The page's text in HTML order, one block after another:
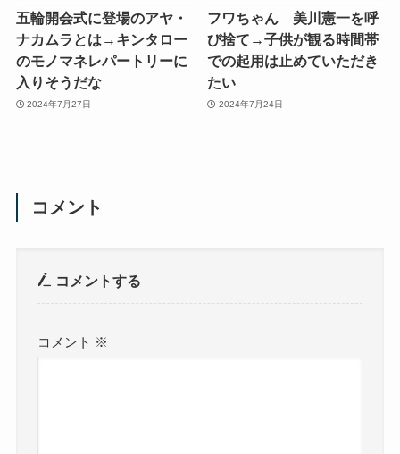
五輪開会式に登場のアヤ・
ナカムラとは→キンタロー
のモノマネレパートリーに
入りそうだな
2024年7月27日
フワちゃん 美川憲一を呼
び捨て→子供が観る時間帯
での起用は止めていただき
たい
2024年7月24日
コメント
コメントする
コメント ※